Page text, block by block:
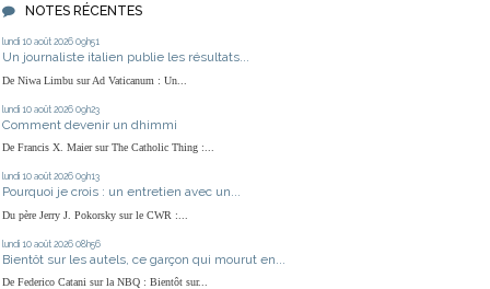
NOTES RÉCENTES
lundi 10 août 2026 09h51
Un journaliste italien publie les résultats...
De Niwa Limbu sur Ad Vaticanum : Un...
lundi 10 août 2026 09h23
Comment devenir un dhimmi
De Francis X. Maier sur The Catholic Thing :...
lundi 10 août 2026 09h13
Pourquoi je crois : un entretien avec un...
Du père Jerry J. Pokorsky sur le CWR :...
lundi 10 août 2026 08h56
Bientôt sur les autels, ce garçon qui mourut en...
De Federico Catani sur la NBQ : Bientôt sur...